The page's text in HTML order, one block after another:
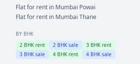
Flat for rent in Mumbai Powai
Flat for rent in Mumbai Thane
BY BHK
2 BHK rent 2 BHK sale 3 BHK rent
3 BHK sale 4 BHK rent 4 BHK sale